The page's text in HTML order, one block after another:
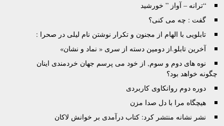
“ترانه – آواز ” خورشید
گفت : چه می کنی؟
تابلویی با الهام از مجنون و تکرار نوشتن نام لیلی در صحرا :
آخرین تابلو.از دومین دسته از سری « نماد و نشان»
نوه های دوم و سوم, از خود می پرسم جهان خردمندی اینان
چگونه خواهد بود؟
دوره دوم روانکاوی کاربردی
هیچگاه مرا با دل صدا مزن
نشر نشانه منتشر کرد: کتاب درآمدی بر خوانش لاکان